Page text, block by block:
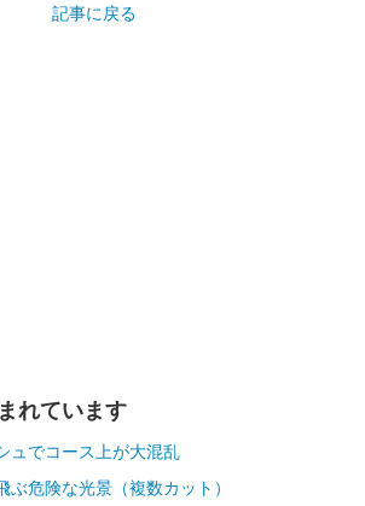
記事に戻る
れています
ュでコース上が大混乱
ぶ危険な光景（複数カット）